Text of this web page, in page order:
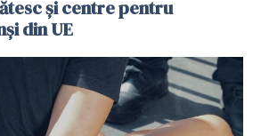
și centre pentru
din UE